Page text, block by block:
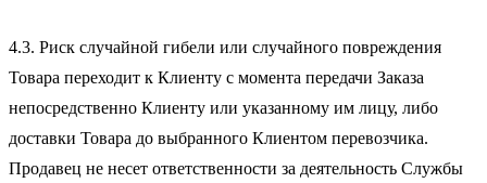
4.3. Риск случайной гибели или случайного повреждения
Товара переходит к Клиенту с момента передачи Заказа
непосредственно Клиенту или указанному им лицу, либо
доставки Товара до выбранного Клиентом перевозчика.
Продавец не несет ответственности за деятельность Службы